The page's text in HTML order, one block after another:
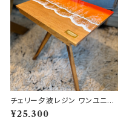
チェリー夕波レジン ワンユニッ
ト天板 802PRODUCTS
¥25,300